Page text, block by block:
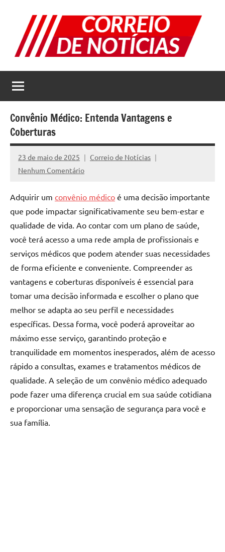
conteúdo
Correio
de
Notícias
as
melhores
notícias
da
internet
Convênio Médico: Entenda Vantagens e
Coberturas
23 de maio de 2025
Correio de Notícias
Nenhum Comentário
Adquirir um convênio médico é uma decisão importante
que pode impactar significativamente seu bem-estar e
qualidade de vida. Ao contar com um plano de saúde,
você terá acesso a uma rede ampla de profissionais e
serviços médicos que podem atender suas necessidades
de forma eficiente e conveniente. Compreender as
vantagens e coberturas disponíveis é essencial para
tomar uma decisão informada e escolher o plano que
melhor se adapta ao seu perfil e necessidades
específicas. Dessa forma, você poderá aproveitar ao
máximo esse serviço, garantindo proteção e
tranquilidade em momentos inesperados, além de acesso
rápido a consultas, exames e tratamentos médicos de
qualidade. A seleção de um convênio médico adequado
pode fazer uma diferença crucial em sua saúde cotidiana
e proporcionar uma sensação de segurança para você e
sua família.